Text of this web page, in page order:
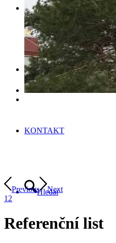
REFERENCE
KARIÉRA
KONTAKT
Hledat
Previous
Next
1 2
Referenční list